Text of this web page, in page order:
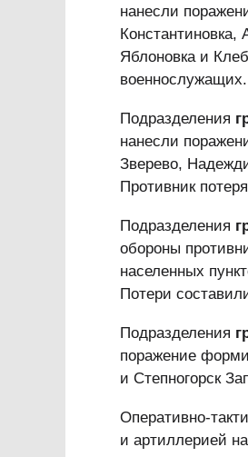
нанесли
Яблоновка и
военнослужащих.
Подразделения
нанесли
Зверево,
Противник
Подразделения
обороны
населенных
Потери
Подразделения
поражение
и Степногорск
Оперативно-
и артиллерией